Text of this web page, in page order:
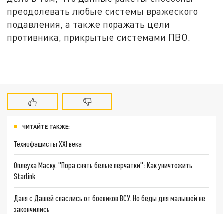
преодолевать любые системы вражеского
подавления, а также поражать цели
противника, прикрытые системами ПВО.
ЧИТАЙТЕ ТАКЖЕ:
Технофашисты XXI века
Оплеуха Маску. "Пора снять белые перчатки": Как уничтожить
Starlink
Даня с Дашей спаслись от боевиков ВСУ. Но беды для малышей не
закончились